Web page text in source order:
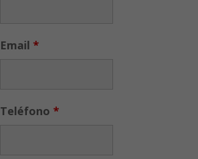
Email*
Teléfono*